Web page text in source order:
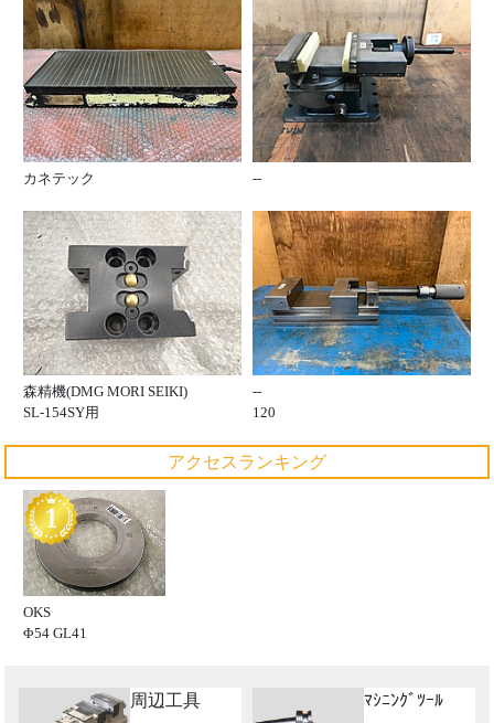
カネテック --
森精機(DMG MORI SEIKI)
SL-154SY用
--
120
アクセスランキング
OKS
Φ54 GL41
周辺工具 ﾏｼﾆﾝｸﾞﾂｰﾙ